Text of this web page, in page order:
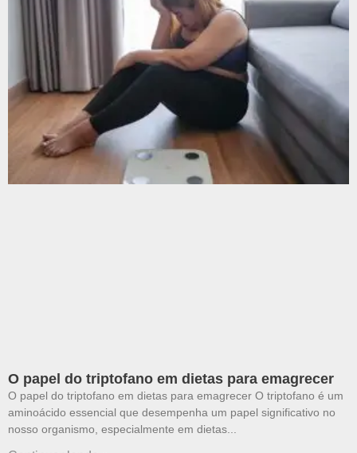
O papel do triptofano em dietas para emagrecer
O papel do triptofano em dietas para emagrecer O triptofano é um
aminoácido essencial que desempenha um papel significativo no
nosso organismo, especialmente em dietas